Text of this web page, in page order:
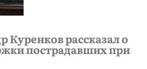
Куренков рассказал о
пострадавших при